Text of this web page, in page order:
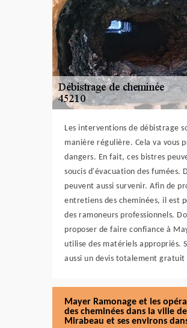
Les interventions de débistrage
manière régulière. Cela va vous
dangers. En fait, ces bistres
soucis d'évacuation des fumées.
peuvent aussi survenir. Afin de
entretiens des cheminées, il est
des ramoneurs professionnels.
proposer de faire confiance à
utilise des matériels appropriés.
aussi un devis totalement gratuit
Mayer Ramonage et les
des cheminées dans la ville
Mirabeau et ses environs